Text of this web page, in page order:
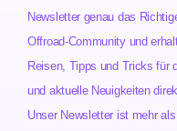
Newsletter genau das
Offroad-Community und
Reisen, Tipps und Tricks für
und aktuelle Neuigkeiten
Unser Newsletter ist mehr